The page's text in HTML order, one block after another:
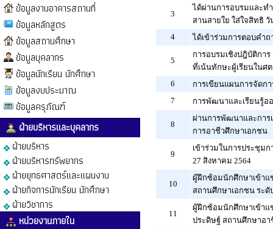
ข้อมูลงานอาคารสถานที่
ข้อมูลหลักสูตร
ข้อมูลสถานศึกษา
ข้อมูลบุคลากร
ข้อมูลนักเรียน นักศึกษา
ข้อมูลงบประมาณ
ข้อมูลครุภัณฑ์
ฝ่ายบริหารและบุคลากร
ฝ่ายบริหาร
ฝ่ายบริหารทรัพยากร
ฝ่ายยุทธศาสตร์และแผนงาน
ฝ่ายกิจการนักเรียน นักศึกษา
ฝ่ายวิชาการ
หน่วยงานภายใน
3
ได้ผ่านการอบรมและท
สานสายใย ใส่ใจสิทธิ
4
ได้เข้าร่วมการตอบคำ
5
การอบรมเชิงปฎิบัติกา
ที่เน้นทักษะผู้เรียนในศ
6
การเขียนแผนการจัดก
7
การพัฒนาและเรียนรู้อ
8
ผ่านการพัฒนาและการ
การอาชีวศึกษาเอกชน
9
เข้าร่วมในการประชุม
27 สิงหาคม 2564
10
ผู้ฝึกซ้อมนักศึกษาเข้าแ
สถานศึกษาเอกชน ระ
11
ผู้ฝึกซ้อมนักศึกษาเข้าแ
ประดิษฐ์ สถานศึกษาอา